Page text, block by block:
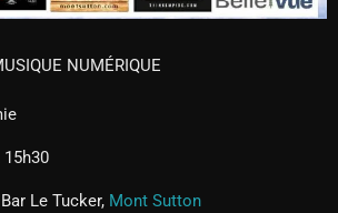
NUMÉRIQUE
Le Tucker, Mont Sutton